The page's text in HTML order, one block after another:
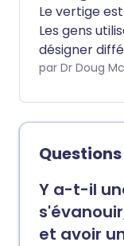
vertige et
nausées et
pour chaque
nombreux
pourra alors
traitement
condition.
Le vertige
Les gens
désigner
distinction la
de rotation
sous le nom
donne un
vertiges. Il
et plus
conditions
par Dr Doug
Y a-t-il
et avoir